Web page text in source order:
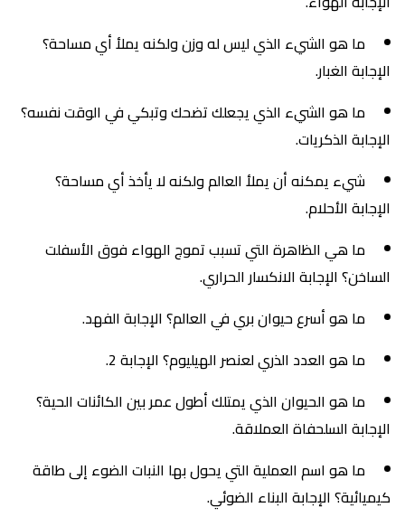
ما هو الشيء الذي ليس له وزن ولكنه يملأ أي مساحة؟
الإجابة الغبار.
ما هو الشيء الذي يجعلك تضحك وتبكي في الوقت نفسه؟
الإجابة الذكريات.
شيء يمكنه أن يملأ العالم ولكنه لا يأخذ أي مساحة؟
الإجابة الأحلام.
ما هي الظاهرة التي تسبب تموج الهواء فوق الأسفلت
الساخن؟ الإجابة الانكسار الحراري.
ما هو أسرع حيوان بري في العالم؟ الإجابة الفهد.
ما هو العدد الذري لعنصر الهيليوم؟ الإجابة 2.
ما هو الحيوان الذي يمتلك أطول عمر بين الكائنات الحية؟
الإجابة السلحفاة العملاقة.
ما هو اسم العملية التي يحول بها النبات الضوء إلى طاقة
كيميائية؟ الإجابة البناء الضوئي.